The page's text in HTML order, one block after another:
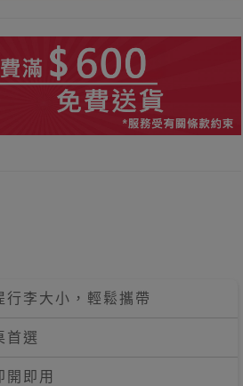
行李大小，輕鬆攜帶
首選
開即用